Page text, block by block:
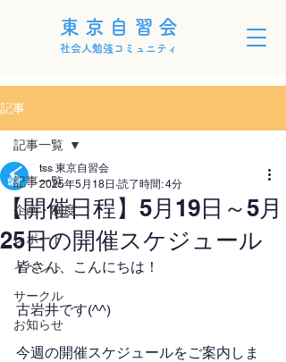
東京自習会
社会人勉強コミュニティ
記事
記事一覧
企画・制度
レポート
イベント
サークル
お知らせ
記事一覧
【開催日程】5月19日～5月
25日の開催スケジュール
tss 東京自習会
2025年5月18日 読了時間: 4分
皆さん、こんにちは！
古岩井です(^^)
今週の開催スケジュールをご案内しま